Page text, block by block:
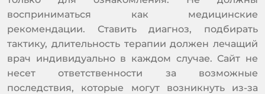
восприниматься как медицинские
рекомендации. Ставить диагноз, подбирать
тактику, длительность терапии должен лечащий
врач индивидуально в каждом случае. Сайт не
несет ответственности за возможные
последствия, которые могут возникнуть из-за